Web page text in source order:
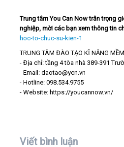
Trung tâm You Can Now trân trọng
nghiệp, mời các bạn xem thông tin
hoc-to-chuc-su-kien-1
TRUNG TÂM ĐÀO TẠO KĨ NĂNG
- Địa chỉ: tầng 4 tòa nhà 389-391
- Email: daotao@ycn.vn
- Hotline: 098.534.9755
- Website: https://youcannow.vn/
Viết bình luận